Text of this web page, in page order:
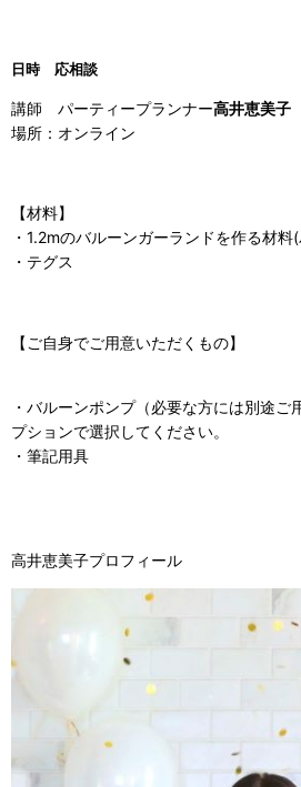
日時 応相談
講師 パーティープランナー高井恵美子
場所：オンライン
【材料】
・1.2mのバルーンガーランドを作る材料
・テグス
【ご自身でご用意いただくもの】
・バルーンポンプ（必要な方には別途
プションで選択してください。
・筆記用具
高井恵美子プロフィール